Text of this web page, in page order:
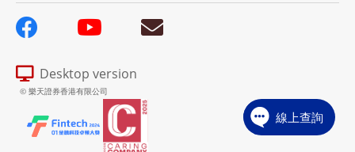
Desktop version
© 樂天證券香港有限公司